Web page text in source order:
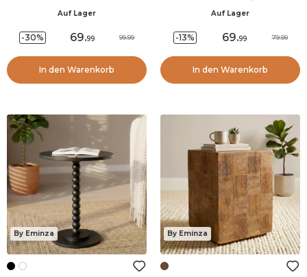
Auf Lager
-30% 69.99 99.99
In den Warenkorb
Auf Lager
-13% 69.99 79.99
In den Warenkorb
By Eminza By Eminza